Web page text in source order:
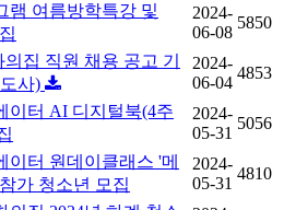
램 여름방학특강 및
2024-
06-08
5850
집 직원 채용 공고 기
사)
2024-
06-04
4853
이터 AI 디지털북(4주
2024-
05-31
5056
터 원데이클래스 '메
가 청소년 모집
2024-
05-31
4810